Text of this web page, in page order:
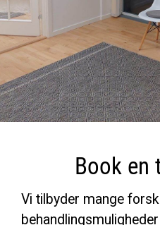
Book en
Vi tilbyder mange